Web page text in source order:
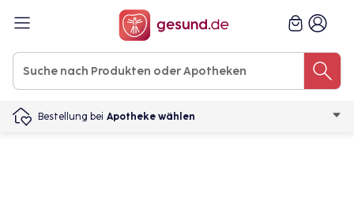
Bestellung bei Apotheke wählen